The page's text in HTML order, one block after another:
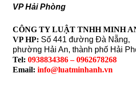
VP Hải Phòng
CÔNG TY LUẬT TNHH MINH
VP HP: Số 441 đường Đà Nẵng,
phường Hải An, thành phố Hải
Tel: 0938834386 – 0962678268
Email: info@luatminhanh.vn